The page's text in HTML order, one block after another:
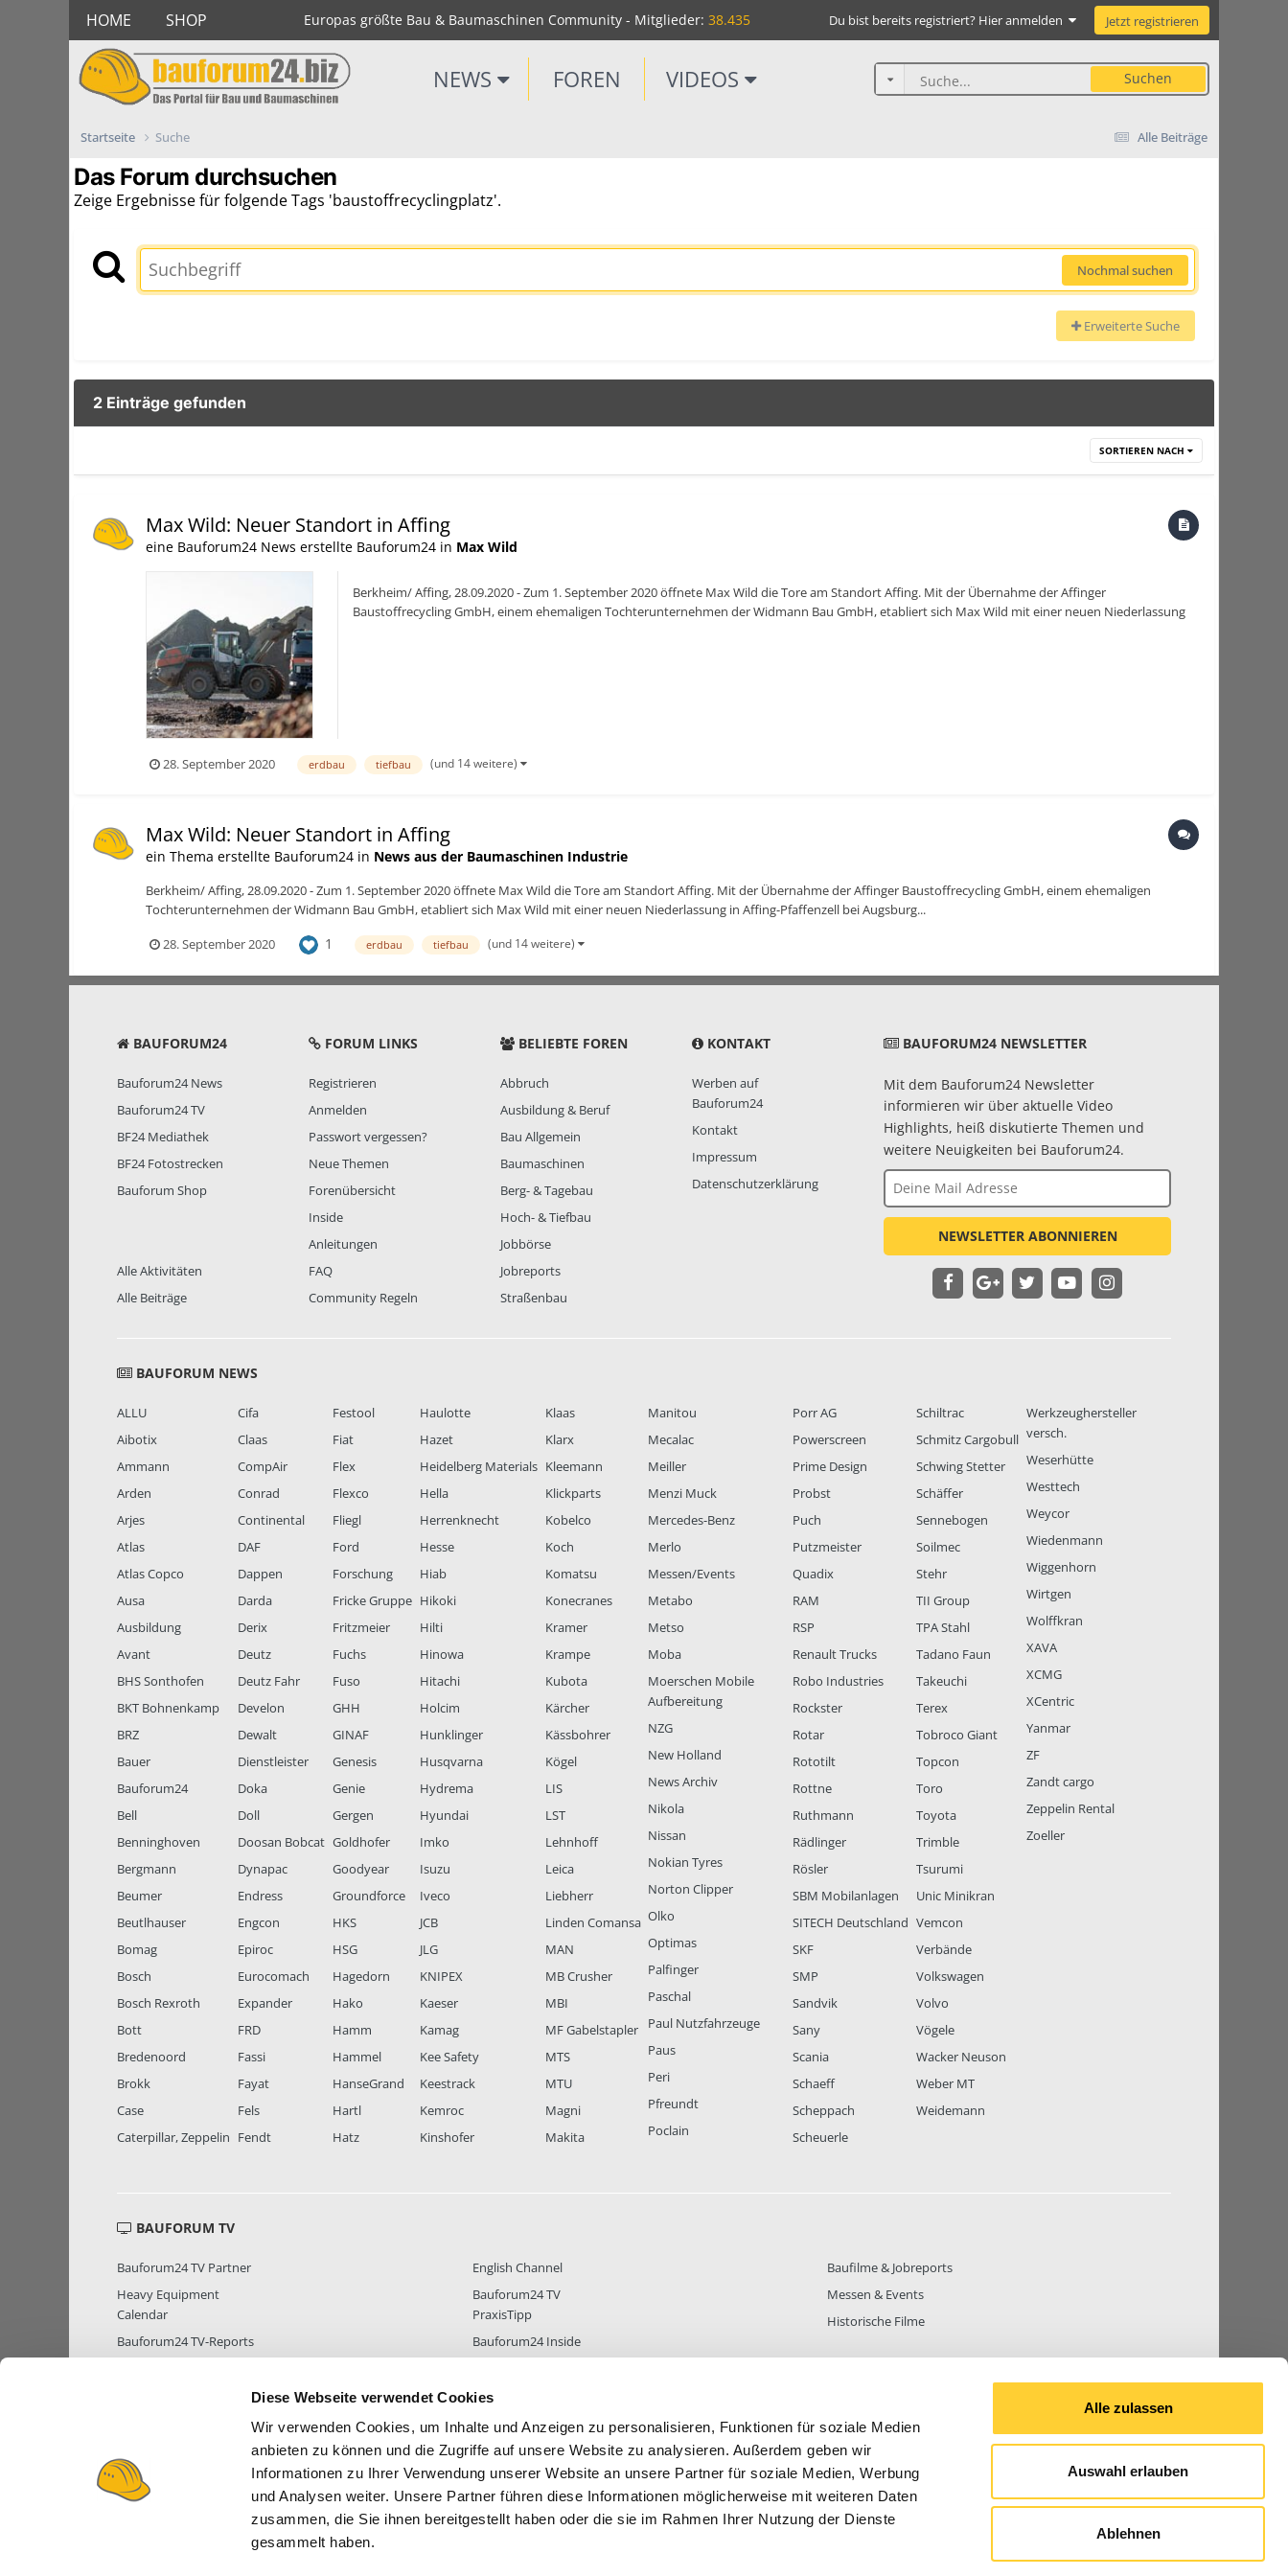
Diese Webseite verwendet Cookies
Wir verwenden Cookies, um Inhalte und Anzeigen zu personalisieren, Funktionen für soziale Medien
anbieten zu können und die Zugriffe auf unsere Website zu analysieren. Außerdem geben wir
Informationen zu Ihrer Verwendung unserer Website an unsere Partner für soziale Medien, Werbung
und Analysen weiter. Unsere Partner führen diese Informationen möglicherweise mit weiteren Daten
zusammen, die Sie ihnen bereitgestellt haben oder die sie im Rahmen Ihrer Nutzung der Dienste
gesammelt haben.
Alle zulassen
Auswahl erlauben
Ablehnen
HOME SHOP Europas größte Bau & Baumaschinen Community - Mitglieder: 38.435 Du bist bereits registriert? Hier anmelden Jetzt registrieren
NEWS FOREN VIDEOS Suchen
Alle Beiträge
Startseite Suche
Das Forum durchsuchen
Zeige Ergebnisse für folgende Tags 'baustoffrecyclingplatz'.
Nochmal suchen
Erweiterte Suche
2 Einträge gefunden
SORTIEREN NACH
Max Wild: Neuer Standort in Affing
eine Bauforum24 News erstellte Bauforum24 in Max Wild
Berkheim/ Affing, 28.09.2020 - Zum 1. September 2020 öffnete Max Wild die Tore am Standort Affing. Mit der Übernahme der Affinger
Baustoffrecycling GmbH, einem ehemaligen Tochterunternehmen der Widmann Bau GmbH, etabliert sich Max Wild mit einer neuen Niederlassung
28. September 2020 erdbau tiefbau (und 14 weitere)
Max Wild: Neuer Standort in Affing
ein Thema erstellte Bauforum24 in News aus der Baumaschinen Industrie
Berkheim/ Affing, 28.09.2020 - Zum 1. September 2020 öffnete Max Wild die Tore am Standort Affing. Mit der Übernahme der Affinger Baustoffrecycling GmbH, einem ehemaligen
Tochterunternehmen der Widmann Bau GmbH, etabliert sich Max Wild mit einer neuen Niederlassung in Affing-Pfaffenzell bei Augsburg...
28. September 2020
1 erdbau tiefbau (und 14 weitere)
BAUFORUM24
Bauforum24 News
Bauforum24 TV
BF24 Mediathek
BF24 Fotostrecken
Bauforum Shop
Alle Aktivitäten
Alle Beiträge
FORUM LINKS
Registrieren
Anmelden
Passwort vergessen?
Neue Themen
Forenübersicht
Inside
Anleitungen
FAQ
Community Regeln
BELIEBTE FOREN
Abbruch
Ausbildung & Beruf
Bau Allgemein
Baumaschinen
Berg- & Tagebau
Hoch- & Tiefbau
Jobbörse
Jobreports
Straßenbau
KONTAKT
Werben auf
Bauforum24
Kontakt
Impressum
Datenschutzerklärung
BAUFORUM24 NEWSLETTER
Mit dem Bauforum24 Newsletter
informieren wir über aktuelle Video
Highlights, heiß diskutierte Themen und
weitere Neuigkeiten bei Bauforum24.
NEWSLETTER ABONNIEREN
BAUFORUM NEWS
ALLU
Aibotix
Ammann
Arden
Arjes
Atlas
Atlas Copco
Ausa
Ausbildung
Avant
BHS Sonthofen
BKT Bohnenkamp
BRZ
Bauer
Bauforum24
Bell
Benninghoven
Bergmann
Beumer
Beutlhauser
Bomag
Bosch
Bosch Rexroth
Bott
Bredenoord
Brokk
Case
Caterpillar, Zeppelin
Cifa
Claas
CompAir
Conrad
Continental
DAF
Dappen
Darda
Derix
Deutz
Deutz Fahr
Develon
Dewalt
Dienstleister
Doka
Doll
Doosan Bobcat
Dynapac
Endress
Engcon
Epiroc
Eurocomach
Expander
FRD
Fassi
Fayat
Fels
Fendt
Festool
Fiat
Flex
Flexco
Fliegl
Ford
Forschung
Fricke Gruppe
Fritzmeier
Fuchs
Fuso
GHH
GINAF
Genesis
Genie
Gergen
Goldhofer
Goodyear
Groundforce
HKS
HSG
Hagedorn
Hako
Hamm
Hammel
HanseGrand
Hartl
Hatz
Haulotte
Hazet
Heidelberg Materials
Hella
Herrenknecht
Hesse
Hiab
Hikoki
Hilti
Hinowa
Hitachi
Holcim
Hunklinger
Husqvarna
Hydrema
Hyundai
Imko
Isuzu
Iveco
JCB
JLG
KNIPEX
Kaeser
Kamag
Kee Safety
Keestrack
Kemroc
Kinshofer
Klaas
Klarx
Kleemann
Klickparts
Kobelco
Koch
Komatsu
Konecranes
Kramer
Krampe
Kubota
Kärcher
Kässbohrer
Kögel
LIS
LST
Lehnhoff
Leica
Liebherr
Linden Comansa
MAN
MB Crusher
MBI
MF Gabelstapler
MTS
MTU
Magni
Makita
Manitou
Mecalac
Meiller
Menzi Muck
Mercedes-Benz
Merlo
Messen/Events
Metabo
Metso
Moba
Moerschen Mobile
Aufbereitung
NZG
New Holland
News Archiv
Nikola
Nissan
Nokian Tyres
Norton Clipper
Olko
Optimas
Palfinger
Paschal
Paul Nutzfahrzeuge
Paus
Peri
Pfreundt
Poclain
Porr AG
Powerscreen
Prime Design
Probst
Puch
Putzmeister
Quadix
RAM
RSP
Renault Trucks
Robo Industries
Rockster
Rotar
Rototilt
Rottne
Ruthmann
Rädlinger
Rösler
SBM Mobilanlagen
SITECH Deutschland
SKF
SMP
Sandvik
Sany
Scania
Schaeff
Scheppach
Scheuerle
Schiltrac
Schmitz Cargobull
Schwing Stetter
Schäffer
Sennebogen
Soilmec
Stehr
TII Group
TPA Stahl
Tadano Faun
Takeuchi
Terex
Tobroco Giant
Topcon
Toro
Toyota
Trimble
Tsurumi
Unic Minikran
Vemcon
Verbände
Volkswagen
Volvo
Vögele
Wacker Neuson
Weber MT
Weidemann
Werkzeughersteller
versch.
Weserhütte
Westtech
Weycor
Wiedenmann
Wiggenhorn
Wirtgen
Wolffkran
XAVA
XCMG
XCentric
Yanmar
ZF
Zandt cargo
Zeppelin Rental
Zoeller
BAUFORUM TV
Bauforum24 TV Partner
Heavy Equipment
Calendar
Bauforum24 TV-Reports
English Channel
Bauforum24 TV
PraxisTipp
Bauforum24 Inside
Baufilme & Jobreports
Messen & Events
Historische Filme
MITGLIEDER STATISTIK MITGLIEDER38.435 FOREN STATISTIK ALLE THEMEN BEITRÄGE GESAMT842.700
© 2026 Bauforum24.biz